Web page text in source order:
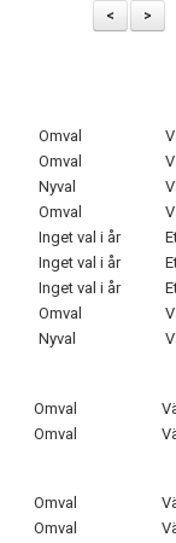
>
<
Omval
Omval
Nyval
Omval
Inget val i år
Inget val i år
Inget val i år
Omval
Nyval
Omval
Omval
Omval
Omval